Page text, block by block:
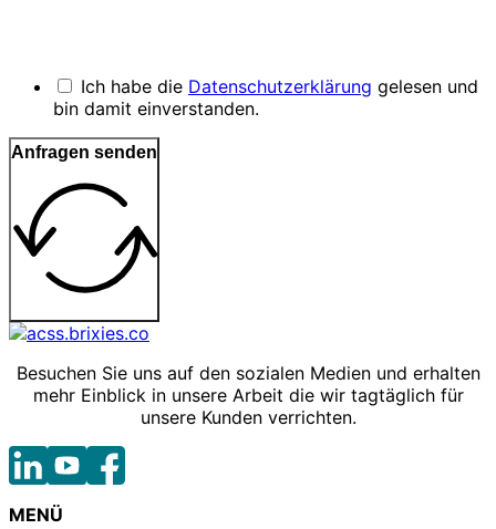
Ich habe die Datenschutzerklärung gelesen und
bin damit einverstanden.
Anfragen senden
Besuchen Sie uns auf den sozialen Medien und erhalten
mehr Einblick in unsere Arbeit die wir tagtäglich für
unsere Kunden verrichten.
MENÜ